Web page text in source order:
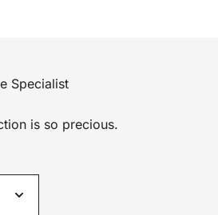
Specialist
is so precious.